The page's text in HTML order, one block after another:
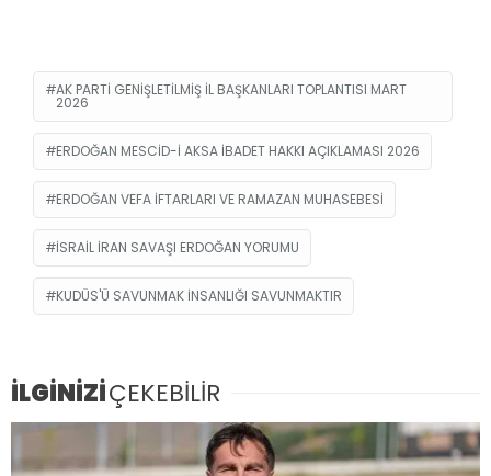
AK PARTI GENIŞLETILMIŞ IL BAŞKANLARI TOPLANTISI MART
2026
ERDOĞAN MESCID-I AKSA IBADET HAKKI AÇIKLAMASI 2026
ERDOĞAN VEFA IFTARLARI VE RAMAZAN MUHASEBESI
ISRAIL IRAN SAVAŞI ERDOĞAN YORUMU
KUDÜS'Ü SAVUNMAK INSANLIĞI SAVUNMAKTIR
İLGİNİZİÇEKEBİLİR